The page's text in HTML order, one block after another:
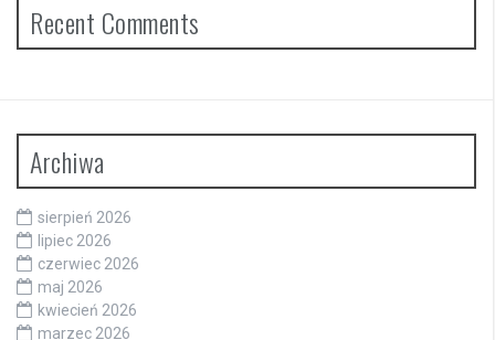
Recent Comments
Archiwa
sierpień 2026
lipiec 2026
czerwiec 2026
maj 2026
kwiecień 2026
marzec 2026